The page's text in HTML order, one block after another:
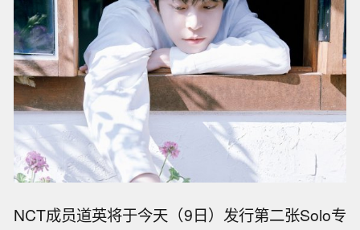
NCT成员道英将于今天（9日）发行第二张Solo专